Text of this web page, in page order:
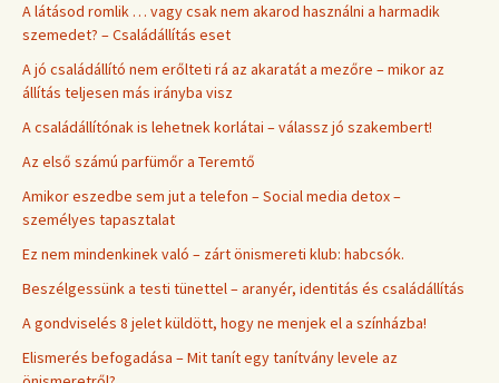
A látásod romlik … vagy csak nem akarod használni a harmadik
szemedet? – Családállítás eset
A jó családállító nem erőlteti rá az akaratát a mezőre – mikor az
állítás teljesen más irányba visz
A családállítónak is lehetnek korlátai – válassz jó szakembert!
Az első számú parfümőr a Teremtő
Amikor eszedbe sem jut a telefon – Social media detox –
személyes tapasztalat
Ez nem mindenkinek való – zárt önismereti klub: habcsók.
Beszélgessünk a testi tünettel – aranyér, identitás és családállítás
A gondviselés 8 jelet küldött, hogy ne menjek el a színházba!
Elismerés befogadása – Mit tanít egy tanítvány levele az